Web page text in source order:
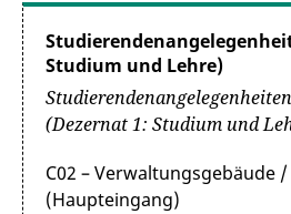
Studium und Lehre)
Studierendenangelegenheiten
(Dezernat 1: Studium und
C02 – Verwaltungsgebäude
(Haupteingang)